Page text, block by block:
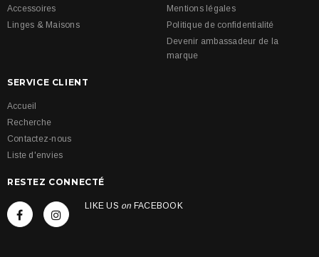
Accessoires
Linges & Maisons
Mentions légales
Politique de confidentialité
Devenir ambassadeur de la
marque
SERVICE CLIENT
Accueil
Recherche
Contactez-nous
Liste d'envies
RESTEZ CONNECTÉ
LIKE US on FACEBOOK